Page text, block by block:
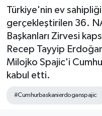
Türkiye'nin ev
gerçekleştirilen 36.
Başkanları Zirvesi
Recep Tayyip
Milojko Spajic'i
kabul etti.
#Cumhurbaskanierdoganspajic
Spor
Yaşam
Tüm Manşetler
Son Dakika
Haber Arşivi